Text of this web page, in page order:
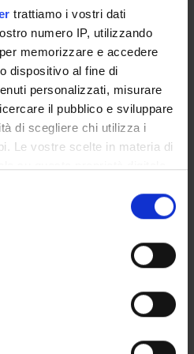
trattiamo i vostri dati
numero IP, utilizzando
memorizzare e accedere
dispositivo al fine di
personalizzati, misurare
il pubblico e sviluppare
di scegliere chi utilizza i
Le vostre scelte in materia di
consenso in qualsiasi
sui cookie o facendo clic
sulla tua posizione
di qualche